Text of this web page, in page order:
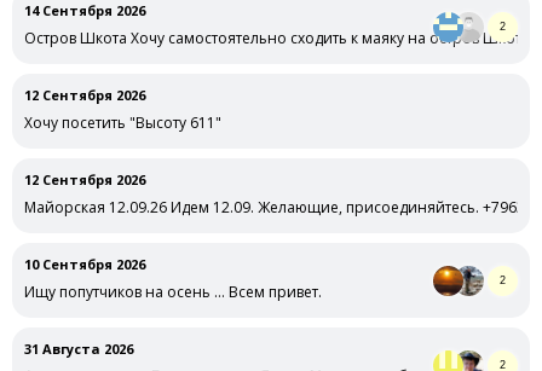
14 Сентября 2026
Остров Шкота Хочу самостоятельно сходить к маяку на остров Шкота
2
12 Сентября 2026
Хочу посетить "Высоту 611"
12 Сентября 2026
Майорская 12.09.26 Идем 12.09. Желающие, присоединяйтесь.
10 Сентября 2026
Ищу попутчиков на осень … Всем привет.
2
31 Августа 2026
2